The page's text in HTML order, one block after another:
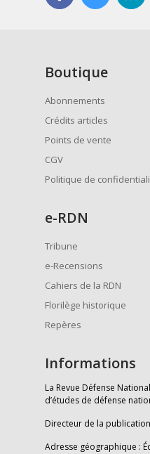
Boutique
Abonnements
Crédits articles
Points de vente
CGV
Politique de
e-RDN
Tribune
e-Recensions
Cahiers de la RDN
Florilège historique
Repères
Informations
La Revue Défense
d’études de défense
Directeur de la
Adresse géographique :